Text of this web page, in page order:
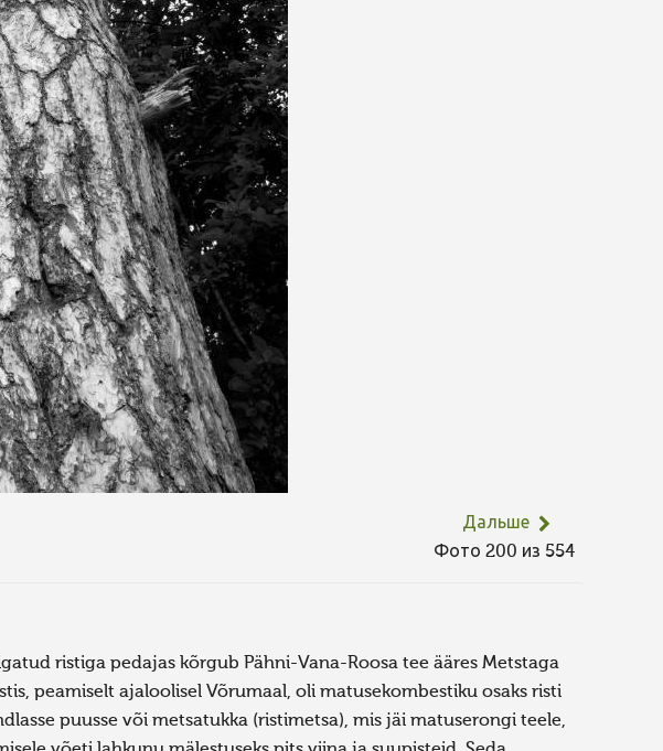
Дальше
Фото 200 из 554
ristiga pedajas kõrgub Pähni-Vana-Roosa tee ääres Metstaga
peamiselt ajaloolisel Võrumaal, oli matusekombestiku osaks risti
puusse või metsatukka (ristimetsa), mis jäi matuserongi teele,